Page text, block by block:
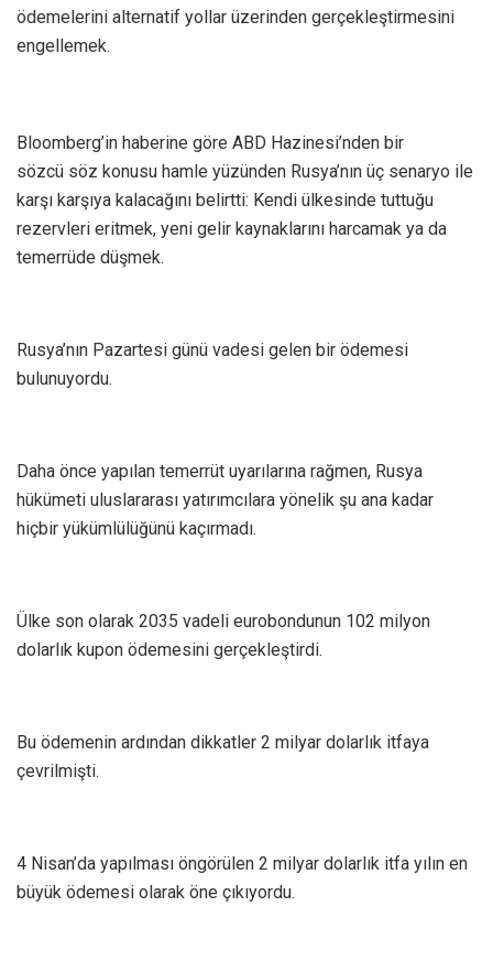
ödemelerini alternatif yollar üzerinden gerçekleştirmesini
engellemek.
Bloomberg’in haberine göre ABD Hazinesi’nden bir
sözcü söz konusu hamle yüzünden Rusya’nın üç senaryo ile
karşı karşıya kalacağını belirtti: Kendi ülkesinde tuttuğu
rezervleri eritmek, yeni gelir kaynaklarını harcamak ya da
temerrüde düşmek.
Rusya’nın Pazartesi günü vadesi gelen bir ödemesi
bulunuyordu.
Daha önce yapılan temerrüt uyarılarına rağmen, Rusya
hükümeti uluslararası yatırımcılara yönelik şu ana kadar
hiçbir yükümlülüğünü kaçırmadı.
Ülke son olarak 2035 vadeli eurobondunun 102 milyon
dolarlık kupon ödemesini gerçekleştirdi.
Bu ödemenin ardından dikkatler 2 milyar dolarlık itfaya
çevrilmişti.
4 Nisan’da yapılması öngörülen 2 milyar dolarlık itfa yılın en
büyük ödemesi olarak öne çıkıyordu.